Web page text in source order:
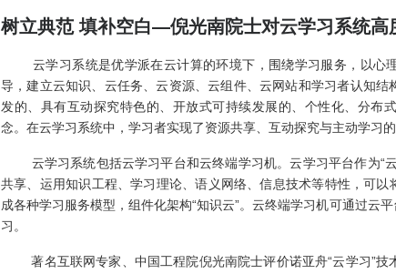
树立典范 填补空白—倪光南院士对云学习系统高
云学习系统是优学派在云计算的环境下，围绕学习服务，以心
导，建立云知识、云任务、云资源、云组件、云网站和学习者认知
发的、具有互动探究特色的、开放式可持续发展的、个性化、分布
念。在云学习系统中，学习者实现了资源共享、互动探究与主动学习的
云学习系统包括云学习平台和云终端学习机。云学习平台作为“
共享、运用知识工程、学习理论、语义网络、信息技术等特性，可
成各种学习服务模型，组件化架构“知识云”。云终端学习机可通过云
习。
著名互联网专家、中国工程院倪光南院士评价诺亚舟“云学习”技